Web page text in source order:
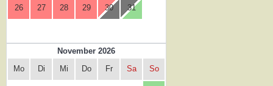
26 27 28 29 30 31
November 2026
Mo
Di Mi Do Fr Sa So